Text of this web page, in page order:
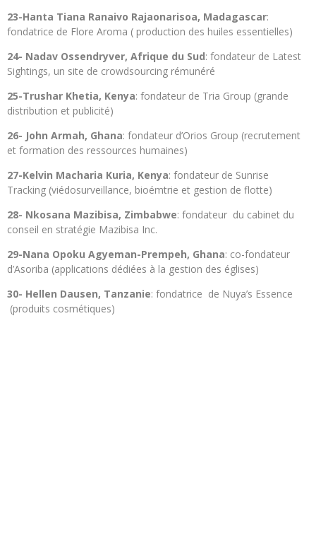
23-Hanta Tiana Ranaivo Rajaonarisoa, Madagascar:
fondatrice de Flore Aroma ( production des huiles essentielles)
24- Nadav Ossendryver, Afrique du Sud: fondateur de Latest
Sightings, un site de crowdsourcing rémunéré
25-Trushar Khetia, Kenya: fondateur de Tria Group (grande
distribution et publicité)
26- John Armah, Ghana: fondateur d’Orios Group (recrutement
et formation des ressources humaines)
27-Kelvin Macharia Kuria, Kenya: fondateur de Sunrise
Tracking (viédosurveillance, bioémtrie et gestion de flotte)
28- Nkosana Mazibisa, Zimbabwe: fondateur du cabinet du
conseil en stratégie Mazibisa Inc.
29-Nana Opoku Agyeman-Prempeh, Ghana: co-fondateur
d’Asoriba (applications dédiées à la gestion des églises)
30- Hellen Dausen, Tanzanie: fondatrice de Nuya’s Essence
(produits cosmétiques)